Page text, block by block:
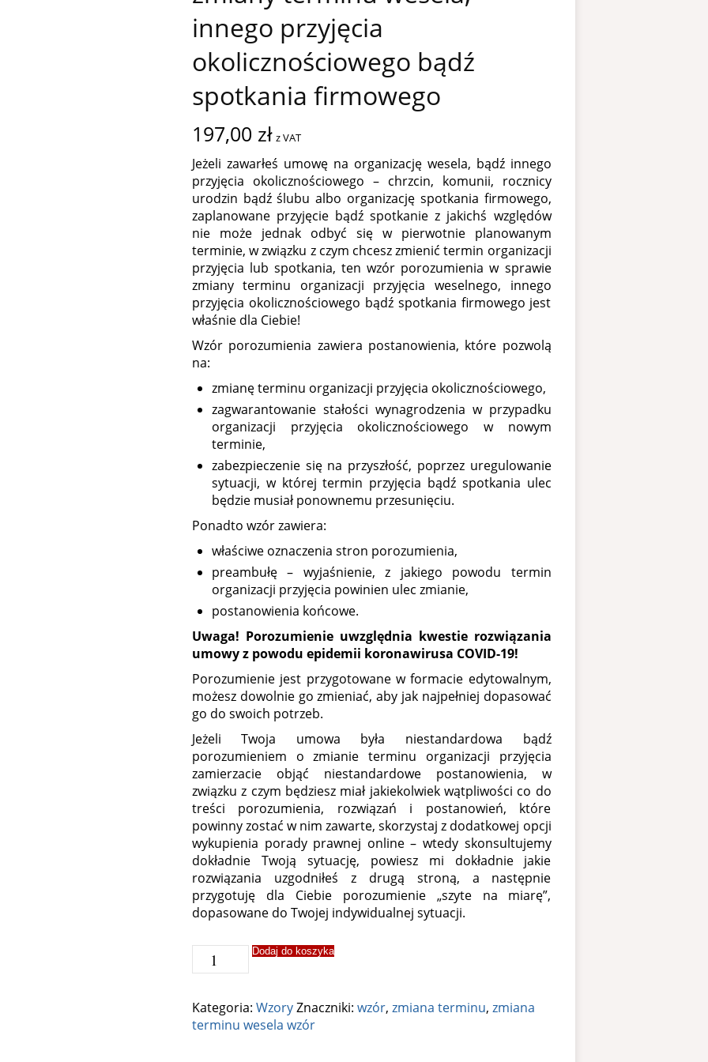
innego przyjęcia
okolicznościowego bądź
spotkania firmowego
197,00 zł z VAT
Jeżeli zawarłeś umowę na organizację wesela, bądź innego
przyjęcia okolicznościowego – chrzcin, komunii, rocznicy
urodzin bądź ślubu albo organizację spotkania firmowego,
zaplanowane przyjęcie bądź spotkanie z jakichś względów
nie może jednak odbyć się w pierwotnie planowanym
terminie, w związku z czym chcesz zmienić termin organizacji
przyjęcia lub spotkania, ten wzór porozumienia w sprawie
zmiany terminu organizacji przyjęcia weselnego, innego
przyjęcia okolicznościowego bądź spotkania firmowego jest
właśnie dla Ciebie!
Wzór porozumienia zawiera postanowienia, które pozwolą
na:
zmianę terminu organizacji przyjęcia okolicznościowego,
zagwarantowanie stałości wynagrodzenia w przypadku
organizacji przyjęcia okolicznościowego w nowym
terminie,
zabezpieczenie się na przyszłość, poprzez uregulowanie
sytuacji, w której termin przyjęcia bądź spotkania ulec
będzie musiał ponownemu przesunięciu.
Ponadto wzór zawiera:
właściwe oznaczenia stron porozumienia,
preambułę – wyjaśnienie, z jakiego powodu termin
organizacji przyjęcia powinien ulec zmianie,
postanowienia końcowe.
Uwaga! Porozumienie uwzględnia kwestie rozwiązania
umowy z powodu epidemii koronawirusa COVID-19!
Porozumienie jest przygotowane w formacie edytowalnym,
możesz dowolnie go zmieniać, aby jak najpełniej dopasować
go do swoich potrzeb.
Jeżeli Twoja umowa była niestandardowa bądź
porozumieniem o zmianie terminu organizacji przyjęcia
zamierzacie objąć niestandardowe postanowienia, w
związku z czym będziesz miał jakiekolwiek wątpliwości co do
treści porozumienia, rozwiązań i postanowień, które
powinny zostać w nim zawarte, skorzystaj z dodatkowej opcji
wykupienia porady prawnej online – wtedy skonsultujemy
dokładnie Twoją sytuację, powiesz mi dokładnie jakie
rozwiązania uzgodniłeś z drugą stroną, a następnie
przygotuję dla Ciebie porozumienie „szyte na miarę”,
dopasowane do Twojej indywidualnej sytuacji.
ilość
Porozumienie
sprawie
zmiany
Dodaj do koszyka
Kategoria: WzoryZnaczniki: wzór, zmiana terminu, zmiana
terminu wesela wzór